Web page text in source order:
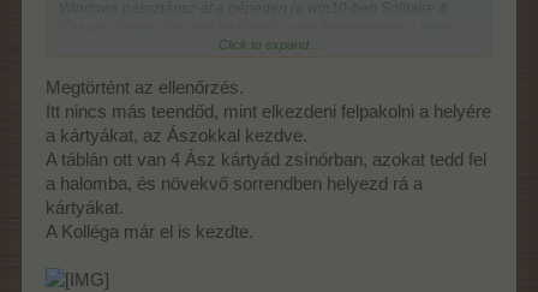
olvasgatása nem mindig elég.
Én személy szerint nem szoktam játékot újrakezdeni, inkább
kerestetek egy olyan lapot az Alkimistafőzettel, ami segít
továbblépnem.
Betekintés nélkül sajnos nem tudok egyéb tanácsot adni, szíves
türelmedet kérem.
Click to expand...
Megtörtént az ellenőrzés.
Itt nincs más teendőd, mint elkezdeni felpakolni a helyére
a kártyákat, az Ászokkal kezdve.
A táblán ott van 4 Ász kártyád zsínórban, azokat tedd fel
a halomba, és növekvő sorrendben helyezd rá a
kártyákat.
A Kolléga már el is kezdte.